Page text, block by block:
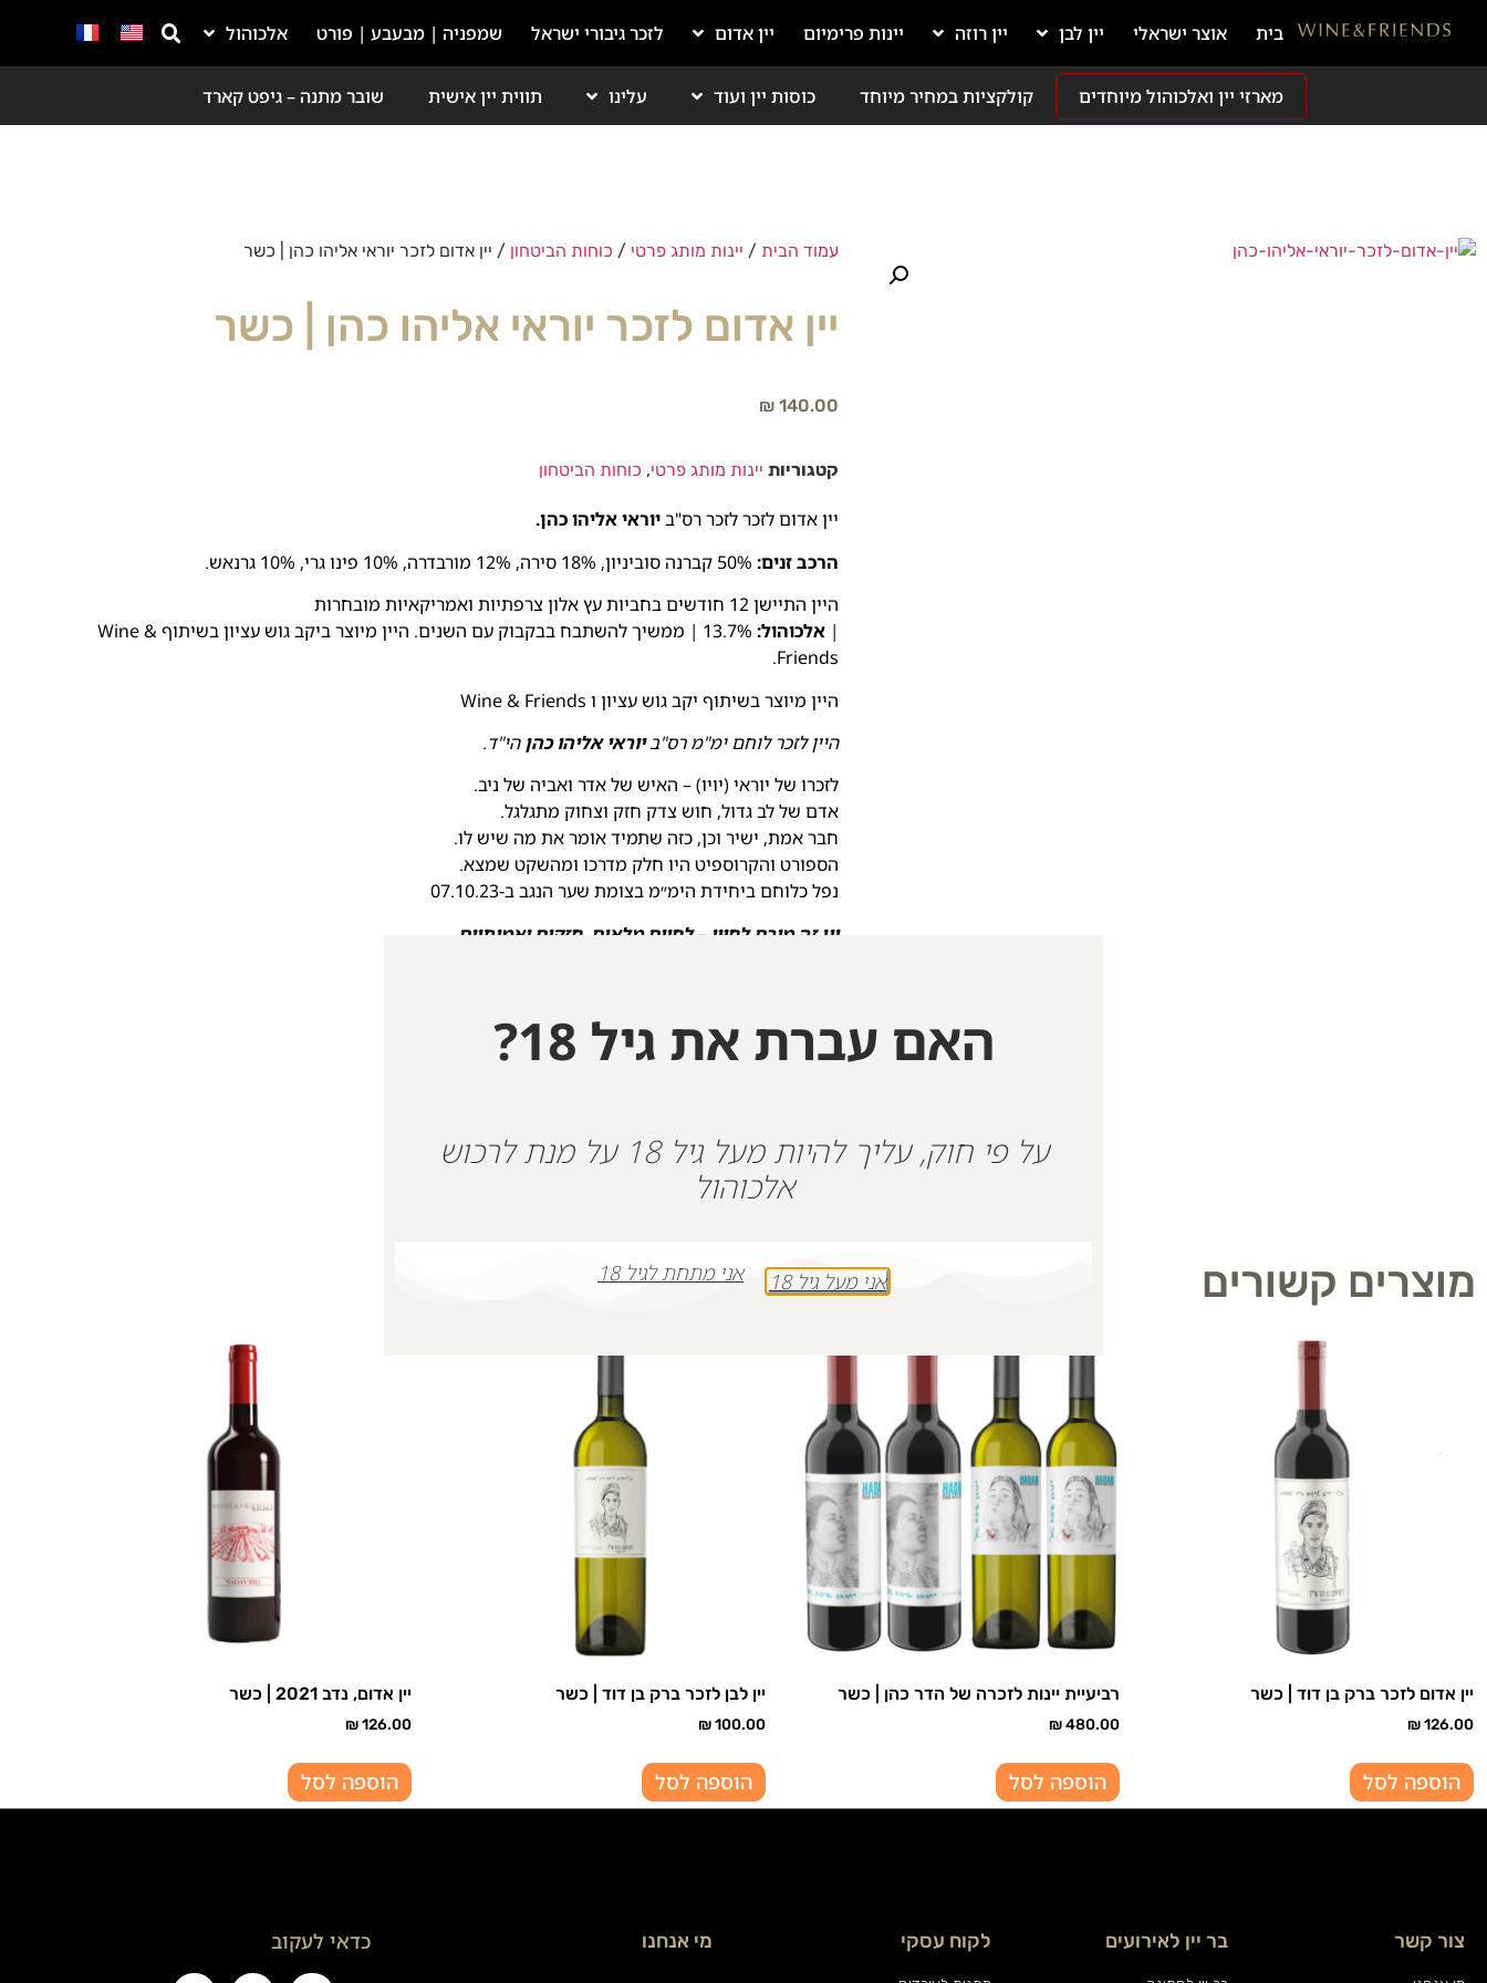
בית אוצר ישראלי יין לבן יין רוזה יינות פרימיום יין אדום לזכר גיבורי ישראל שמפניה | מבעבע | פורט אלכוהול
מארזי יין ואלכוהול מיוחדים קולקציות במחיר מיוחד כוסות יין ועוד עלינו תווית יין אישית שובר מתנה – גיפט קארד
עמוד הבית / יינות מותג פרטי / כוחות הביטחון / יין אדום לזכר יוראי אליהו כהן | כשר
יין אדום לזכר יוראי אליהו כהן | כשר
₪ 140.00
קטגוריות יינות מותג פרטי, כוחות הביטחון
יין אדום לזכר לזכר רס"ביוראי אליהו כהן.
הרכב זנים:
היין התיישן 12 חודשים בחביות עץ אלון צרפתיות ואמריקאיות מובחרות
| אלכוהול:
13.7% | ממשיך להשתבח בבקבוק עם השנים. היין מיוצר ביקב גוש עציון בשיתוף Wine &
Friends.
היין מיוצר בשיתוף יקב גוש עציון ו Wine & Friends
היין לזכר לוחם ימ"מ רס"ביוראי אליהו כהןהי"ד.
לזכרו של יוראי (יויו) – האיש של אדר ואביה של ניב.
אדם של לב גדול, חוש צדק חזק וצחוק מתגלגל.
חבר אמת, ישיר וכן, כזה שתמיד אומר את מה שיש לו.
הספורט והקרוספיט היו חלק מדרכו ומהשקט שמצא.
נפל כלוחם ביחידת הימ״מ בצומת שער הנגב ב-07.10.23
יין זה מורם לחייו – לחיים מלאים, חזקים ואמיתיים.
הוספה לסל
מוצרים קשורים
יין אדום לזכר ברק בן דוד | כשר
₪126.00
הוספה לסל
רביעיית יינות לזכרה של הדר כהן | כשר
₪480.00
הוספה לסל
יין לבן לזכר ברק בן דוד | כשר
₪100.00
הוספה לסל
יין אדום, נדב 2021 | כשר
₪126.00
הוספה לסל
צור קשר בר יין לאירועים לקוח עסקי מי אנחנו כדאי לעקוב
האם עברת את גיל 18?
על פי חוק, עליך להיות מעל גיל 18 על מנת לרכוש
אלכוהול
אני מעל גיל 18 אני מתחת לגיל 18